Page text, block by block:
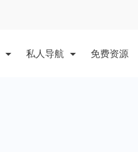
私人导航 免费资源